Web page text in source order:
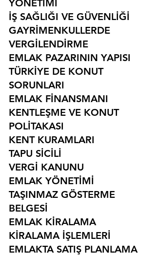
YÖNETİMİ
İŞ SAĞLIĞI VE GÜVENLİĞİ
GAYRİMENKULLERDE
VERGİLENDİRME
EMLAK PAZARININ YAPISI
TÜRKİYE DE KONUT
SORUNLARI
EMLAK FİNANSMANI
KENTLEŞME VE KONUT
POLİTAKASI
KENT KURAMLARI
TAPU SİCİLİ
VERGİ KANUNU
EMLAK YÖNETİMİ
TAŞINMAZ GÖSTERME
BELGESİ
EMLAK KİRALAMA
KİRALAMA İŞLEMLERİ
EMLAKTA SATIŞ PLANLAMA